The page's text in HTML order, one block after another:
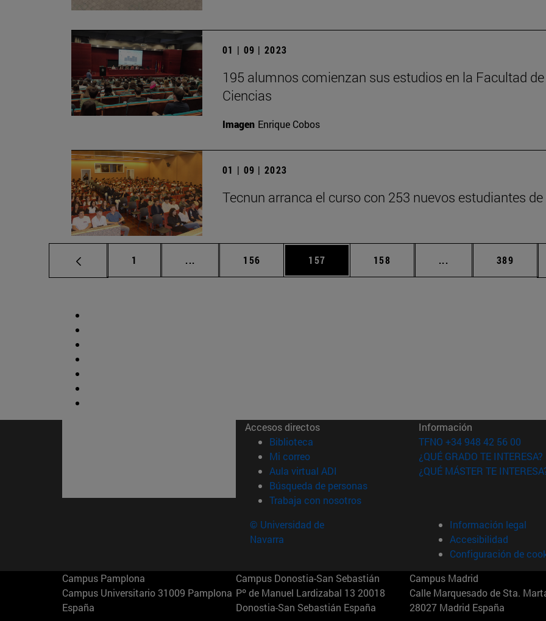
01 | 09 | 2023
195 alumnos comienzan sus estudios en la Facultad de
Ciencias
Imagen Enrique Cobos
01 | 09 | 2023
Tecnun arranca el curso con 253 nuevos estudiantes de
Página
1 ... Páginas intermedias Use TAB para desplazarse.
Página
156 Página
157 Página
158 ... Páginas Página
389
Accesos directos
Biblioteca (abre en nueva ventana)
Mi correo(abre en nueva ventana)
Aula virtual ADI (abre en nueva ventana)
Búsqueda de personas(abre en nueva ventana)
Trabaja con nosotros(abre en nueva ventana)
Información
TFNO +34 948 42 56 00
¿QUÉ GRADO TE INTERESA?
¿QUÉ MÁSTER TE
© Universidad de
Navarra
Información legal
Accesibilidad
Configuración de
Campus Pamplona
Campus Universitario 31009 Pamplona
España
Campus Donostia-San Sebastián
Pº de Manuel Lardizabal 13 20018
Donostia-San Sebastián España
Campus Madrid
Calle Marquesado de Sta.
28027 Madrid España